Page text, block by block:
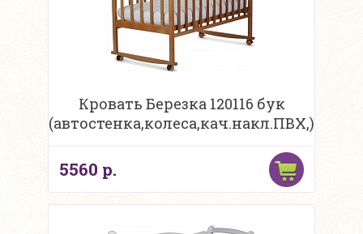
Кровать Березка 120116 бук
(автостенка,колеса,кач.накл.ПВХ,)
5560 р.